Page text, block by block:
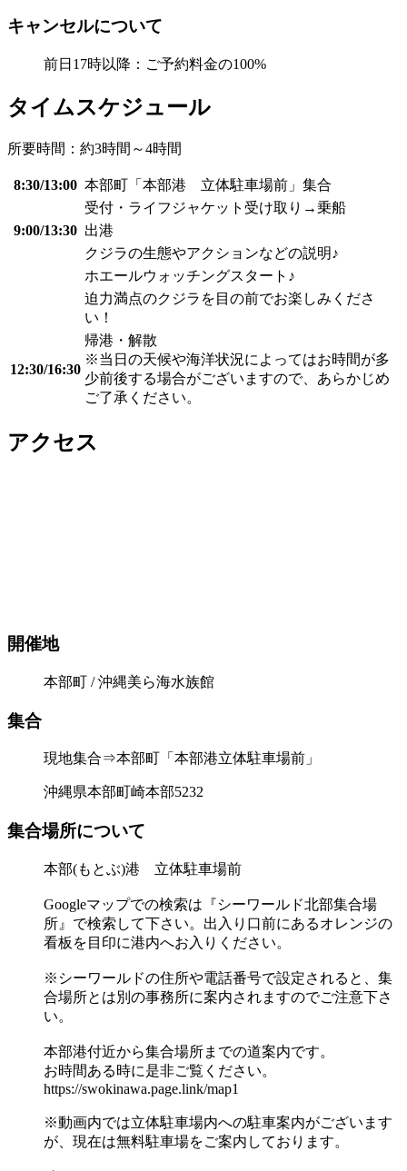
キャンセルについて
前日17時以降：ご予約料金の100%
タイムスケジュール
所要時間：約3時間～4時間
8:30/13:00 本部町「本部港 立体駐車場前」集合
受付・ライフジャケット受け取り→乗船
9:00/13:30 出港
クジラの生態やアクションなどの説明♪
ホエールウォッチングスタート♪
迫力満点のクジラを目の前でお楽しみくださ
い！
12:30/16:30
帰港・解散
※当日の天候や海洋状況によってはお時間が多
少前後する場合がございますので、あらかじめ
ご了承ください。
アクセス
開催地
本部町 / 沖縄美ら海水族館
集合
現地集合⇒本部町「本部港立体駐車場前」
沖縄県本部町崎本部5232
集合場所について
本部(もとぶ)港 立体駐車場前
Googleマップでの検索は『シーワールド北部集合場
所』で検索して下さい。出入り口前にあるオレンジの
看板を目印に港内へお入りください。
※シーワールドの住所や電話番号で設定されると、集
合場所とは別の事務所に案内されますのでご注意下さ
い。
本部港付近から集合場所までの道案内です。
お時間ある時に是非ご覧ください。
https://swokinawa.page.link/map1
※動画内では立体駐車場内への駐車案内がございます
が、現在は無料駐車場をご案内しております。